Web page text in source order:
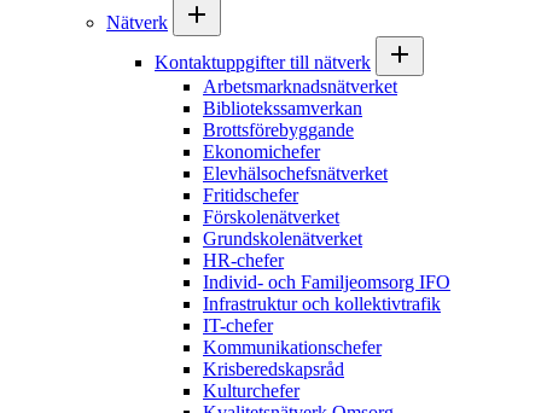
Nätverk
Kontaktuppgifter till nätverk
Arbetsmarknadsnätverket
Bibliotekssamverkan
Brottsförebyggande
Ekonomichefer
Elevhälsochefsnätverket
Fritidschefer
Förskolenätverket
Grundskolenätverket
HR-chefer
Individ- och Familjeomsorg IFO
Infrastruktur och kollektivtrafik
IT-chefer
Kommunikationschefer
Krisberedskapsråd
Kulturchefer